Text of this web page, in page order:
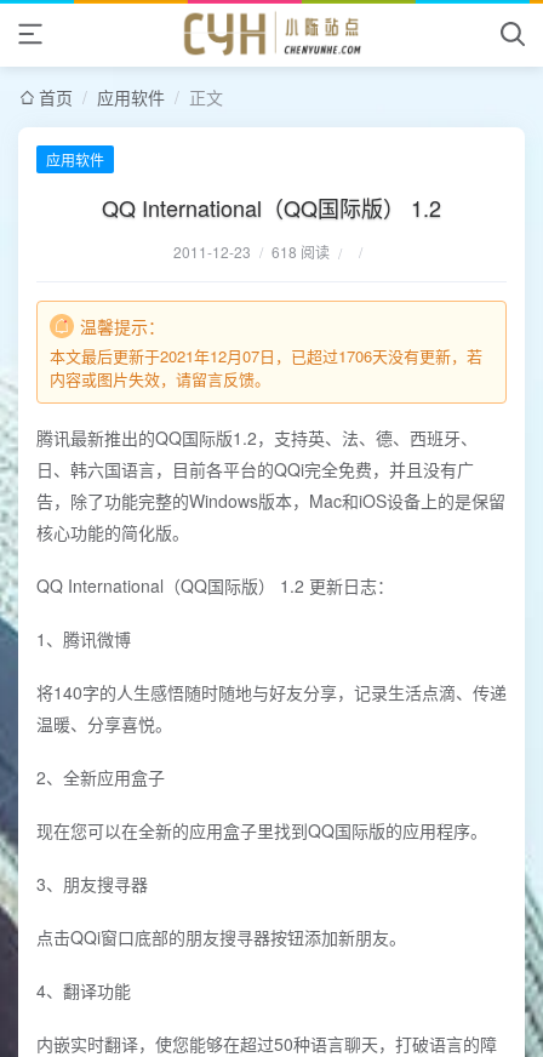
首页 / 应用软件 / 正文
应用软件
QQ International（QQ国际版） 1.2
2011-12-23 / 618 阅读 / /
温馨提示：
本文最后更新于2021年12月07日，已超过1706天没有更新，若
内容或图片失效，请留言反馈。
腾讯最新推出的QQ国际版1.2，支持英、法、德、西班牙、
日、韩六国语言，目前各平台的QQi完全免费，并且没有广
告，除了功能完整的Windows版本，Mac和iOS设备上的是保留
核心功能的简化版。
QQ International（QQ国际版） 1.2 更新日志：
1、腾讯微博
将140字的人生感悟随时随地与好友分享，记录生活点滴、传递
温暖、分享喜悦。
2、全新应用盒子
现在您可以在全新的应用盒子里找到QQ国际版的应用程序。
3、朋友搜寻器
点击QQi窗口底部的朋友搜寻器按钮添加新朋友。
4、翻译功能
内嵌实时翻译，使您能够在超过50种语言聊天，打破语言的障